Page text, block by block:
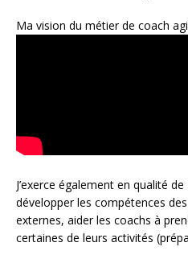
Ma vision du métier de coach
J’exerce également en qualité de
développer les compétences
externes, aider les coachs à
certaines de leurs activités